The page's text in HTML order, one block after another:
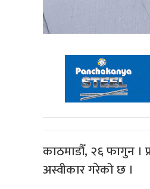
काठमाडौँ, २६ फागुन ।
अस्वीकार गरेको छ ।